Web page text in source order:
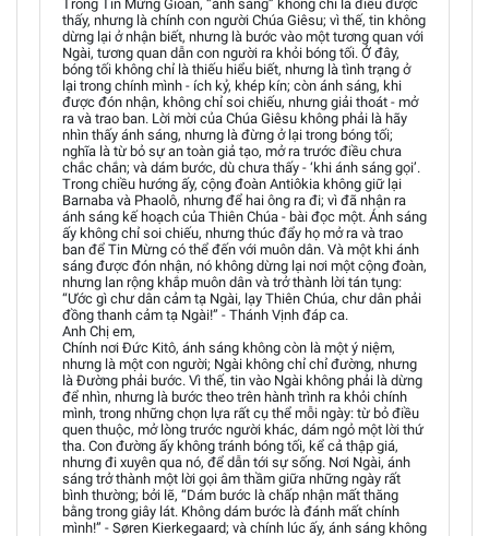
Trong Tin Mừng Gioan, “ánh sáng” không chỉ là điều được
thấy, nhưng là chính con người Chúa Giêsu; vì thế, tin không
dừng lại ở nhận biết, nhưng là bước vào một tương quan với
Ngài, tương quan dẫn con người ra khỏi bóng tối. Ở đây,
bóng tối không chỉ là thiếu hiểu biết, nhưng là tình trạng ở
lại trong chính mình - ích kỷ, khép kín; còn ánh sáng, khi
được đón nhận, không chỉ soi chiếu, nhưng giải thoát - mở
ra và trao ban. Lời mời của Chúa Giêsu không phải là hãy
nhìn thấy ánh sáng, nhưng là đừng ở lại trong bóng tối;
nghĩa là từ bỏ sự an toàn giả tạo, mở ra trước điều chưa
chắc chắn; và dám bước, dù chưa thấy - ‘khi ánh sáng gọi’.
Trong chiều hướng ấy, cộng đoàn Antiôkia không giữ lại
Barnaba và Phaolô, nhưng để hai ông ra đi; vì đã nhận ra
ánh sáng kế hoạch của Thiên Chúa - bài đọc một. Ánh sáng
ấy không chỉ soi chiếu, nhưng thúc đẩy họ mở ra và trao
ban để Tin Mừng có thể đến với muôn dân. Và một khi ánh
sáng được đón nhận, nó không dừng lại nơi một cộng đoàn,
nhưng lan rộng khắp muôn dân và trở thành lời tán tụng:
“Ước gì chư dân cảm tạ Ngài, lạy Thiên Chúa, chư dân phải
đồng thanh cảm tạ Ngài!” - Thánh Vịnh đáp ca.
Anh Chị em,
Chính nơi Đức Kitô, ánh sáng không còn là một ý niệm,
nhưng là một con người; Ngài không chỉ chỉ đường, nhưng
là Đường phải bước. Vì thế, tin vào Ngài không phải là dừng
để nhìn, nhưng là bước theo trên hành trình ra khỏi chính
mình, trong những chọn lựa rất cụ thể mỗi ngày: từ bỏ điều
quen thuộc, mở lòng trước người khác, dám ngỏ một lời thứ
tha. Con đường ấy không tránh bóng tối, kể cả thập giá,
nhưng đi xuyên qua nó, để dẫn tới sự sống. Nơi Ngài, ánh
sáng trở thành một lời gọi âm thầm giữa những ngày rất
bình thường; bởi lẽ, “Dám bước là chấp nhận mất thăng
bằng trong giây lát. Không dám bước là đánh mất chính
mình!” - Søren Kierkegaard; và chính lúc ấy, ánh sáng không